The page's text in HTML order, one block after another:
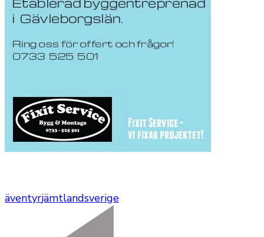
äventyrjämtlandsverige